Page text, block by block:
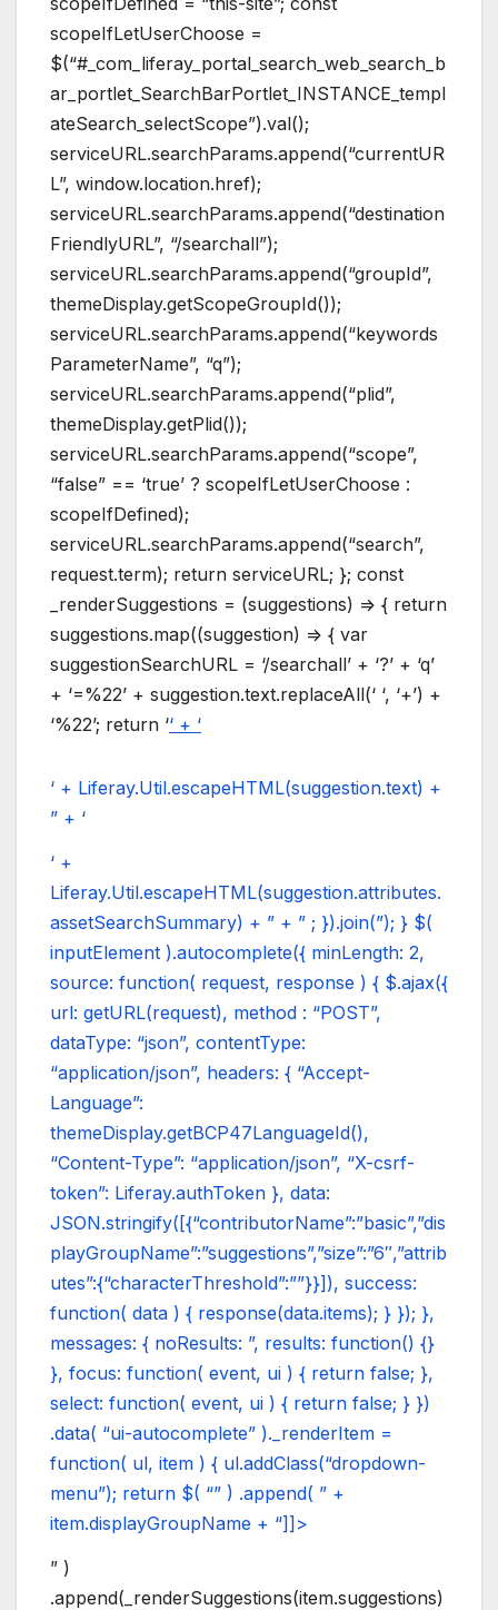
scopeIfLetUserChoose =
$(“#_com_liferay_portal_search_web_search_b
ar_portlet_SearchBarPortlet_INSTANCE_templ
ateSearch_selectScope”).val();
serviceURL.searchParams.append(“currentUR
L”, window.location.href);
serviceURL.searchParams.append(“destination
FriendlyURL”, “/searchall”);
serviceURL.searchParams.append(“groupId”,
themeDisplay.getScopeGroupId());
serviceURL.searchParams.append(“keywords
ParameterName”, “q”);
serviceURL.searchParams.append(“plid”,
themeDisplay.getPlid());
serviceURL.searchParams.append(“scope”,
“false” == ‘true’ ? scopeIfLetUserChoose :
scopeIfDefined);
serviceURL.searchParams.append(“search”,
request.term); return serviceURL; }; const
_renderSuggestions = (suggestions) => { return
suggestions.map((suggestion) => { var
suggestionSearchURL = ‘/searchall’ + ‘?’ + ‘q’
+ ‘=%22’ + suggestion.text.replaceAll(‘ ‘, ‘+’) +
‘%22’; return ‘‘ + ‘
‘ + Liferay.Util.escapeHTML(suggestion.text) +
” + ‘
‘ +
Liferay.Util.escapeHTML(suggestion.attributes.
assetSearchSummary) + ” + ” ; }).join(”); } $(
inputElement ).autocomplete({ minLength: 2,
source: function( request, response ) { $.ajax({
url: getURL(request), method : “POST”,
dataType: “json”, contentType:
“application/json”, headers: { “Accept-
Language”:
themeDisplay.getBCP47LanguageId(),
“Content-Type”: “application/json”, “X-csrf-
token”: Liferay.authToken }, data:
JSON.stringify([{“contributorName”:”basic”,”dis
playGroupName”:”suggestions”,”size”:”6″,”attrib
utes”:{“characterThreshold”:””}}]), success:
function( data ) { response(data.items); } }); },
messages: { noResults: ”, results: function() {}
}, focus: function( event, ui ) { return false; },
select: function( event, ui ) { return false; } })
.data( “ui-autocomplete” )._renderItem =
function( ul, item ) { ul.addClass(“dropdown-
menu”); return $( “” ) .append( ” +
item.displayGroupName + “]]>
” )
.append(_renderSuggestions(item.suggestions)